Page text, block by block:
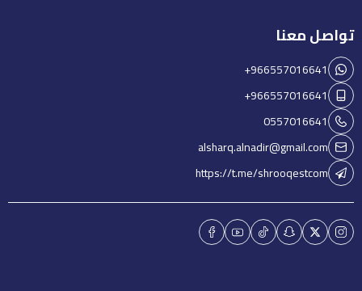
تواصل معنا
+966557016641
+966557016641
0557016641
alsharq.alnadir@gmail.com
https://t.me/shrooqestcom